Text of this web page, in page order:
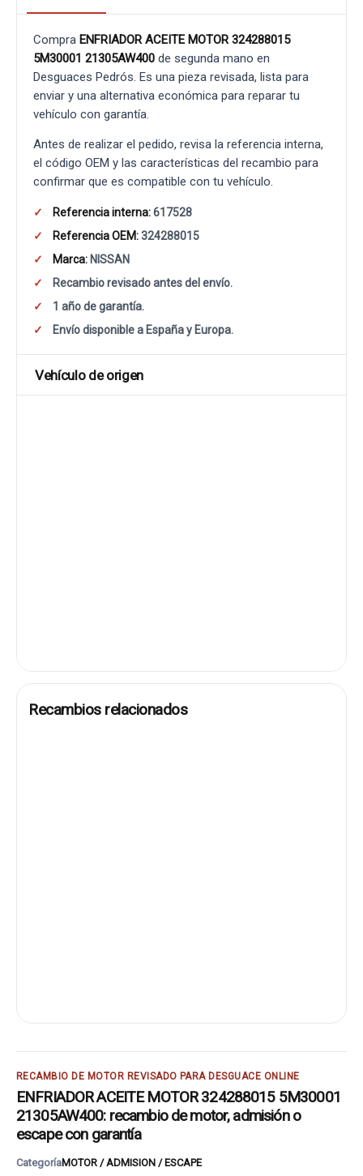
Compra ENFRIADOR ACEITE MOTOR 324288015
5M30001 21305AW400 de segunda mano en
Desguaces Pedrós. Es una pieza revisada, lista para
enviar y una alternativa económica para reparar tu
vehículo con garantía.
Antes de realizar el pedido, revisa la referencia interna,
el código OEM y las características del recambio para
confirmar que es compatible con tu vehículo.
Referencia interna:617528
Referencia OEM:324288015
Marca: NISSAN
Recambio revisado antes del envío.
1 año de garantía.
Envío disponible a España y Europa.
Vehículo de origen
Recambios relacionados
RECAMBIO DE MOTOR REVISADO PARA DESGUACE ONLINE
ENFRIADOR ACEITE MOTOR 324288015 5M30001
21305AW400: recambio de motor, admisión o
escape con garantía
CategoríaMOTOR / ADMISION / ESCAPE